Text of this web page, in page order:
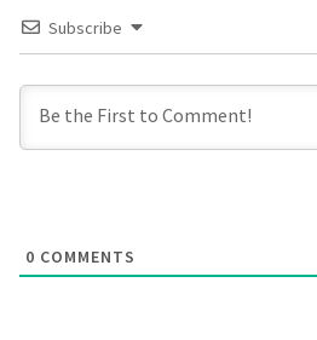
Subscribe
0 COMMENTS